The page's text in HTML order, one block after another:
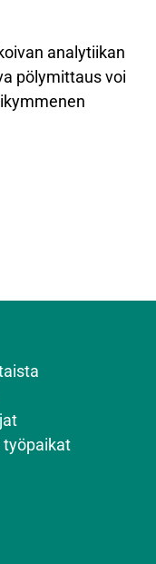
analytiikan
pölymittaus voi